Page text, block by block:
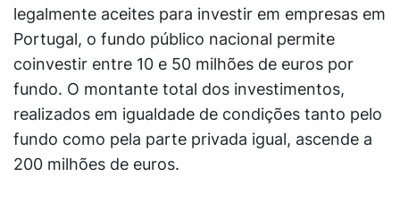
legalmente aceites para investir em empresas em
Portugal, o fundo público nacional permite
coinvestir entre 10 e 50 milhões de euros por
fundo. O montante total dos investimentos,
realizados em igualdade de condições tanto pelo
fundo como pela parte privada igual, ascende a
200 milhões de euros.